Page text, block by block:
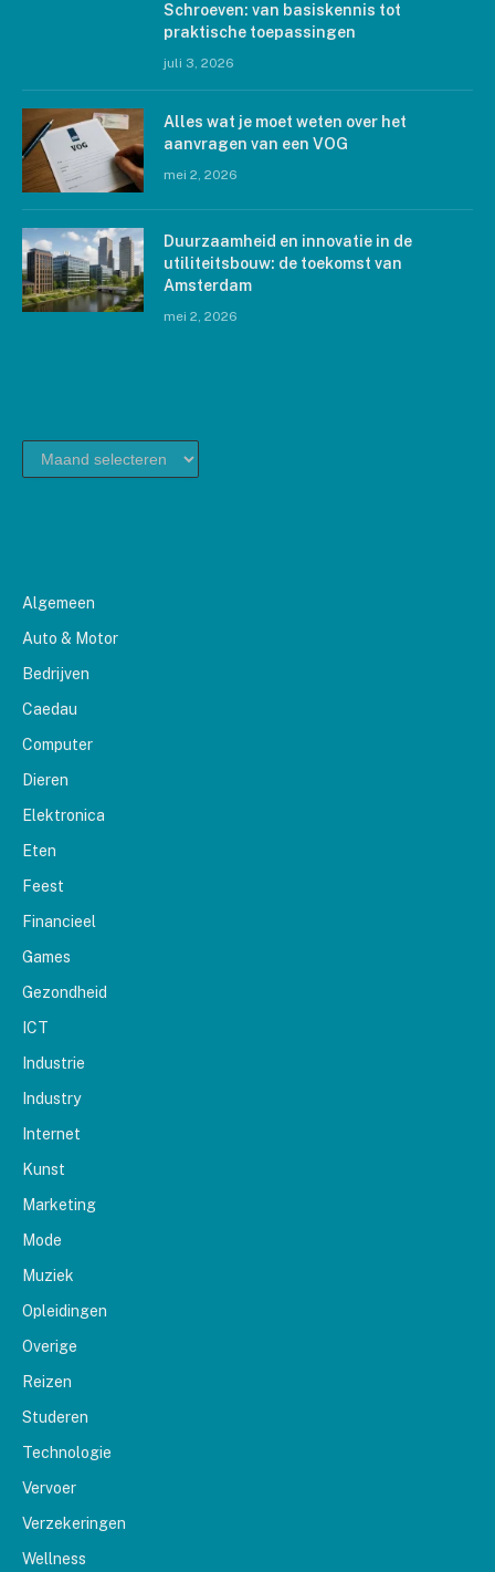
Schroeven: van basiskennis tot
praktische toepassingen
juli 3, 2026
Alles wat je moet weten over het
aanvragen van een VOG
mei 2, 2026
Duurzaamheid en innovatie in de
utiliteitsbouw: de toekomst van
Amsterdam
mei 2, 2026
archief
Algemeen
Auto & Motor
Bedrijven
Caedau
Computer
Dieren
Elektronica
Eten
Feest
Financieel
Games
Gezondheid
ICT
Industrie
Industry
Internet
Kunst
Marketing
Mode
Muziek
Opleidingen
Overige
Reizen
Studeren
Technologie
Vervoer
Verzekeringen
Wellness